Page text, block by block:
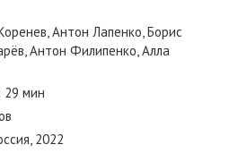
Антон Лапенко, Борис
Антон Филипенко, Алла
29 мин
2022